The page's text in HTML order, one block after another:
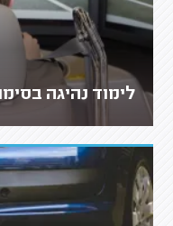
לימוד נהיגה